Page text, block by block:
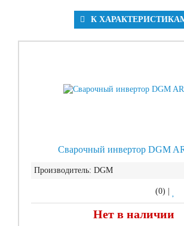
К
Сварочный инвертор DGM
Производитель: DGM
(0)
Нет в наличии